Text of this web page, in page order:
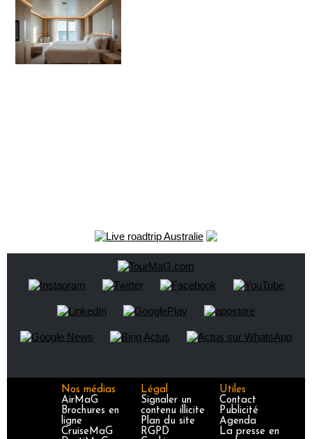
Nos médias
AirMaG
Brochures en
ligne
CruiseMaG
Légal
Signaler un
contenu illicite
Plan du site
RGPD
Utiles
Contact
Publicité
Agenda
La presse en